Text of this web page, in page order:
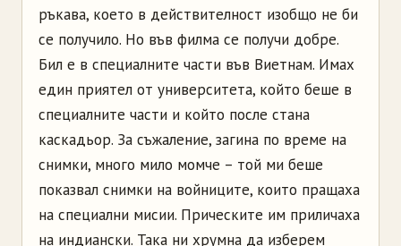
ръкава, което в действителност изобщо не би
се получило. Но във филма се получи добре.
Бил е в специалните части във Виетнам. Имах
един приятел от университета, който беше в
специалните части и който после стана
каскадьор. За съжаление, загина по време на
снимки, много мило момче – той ми беше
показвал снимки на войниците, които пращаха
на специални мисии. Прическите им приличаха
на индиански. Така ни хрумна да изберем